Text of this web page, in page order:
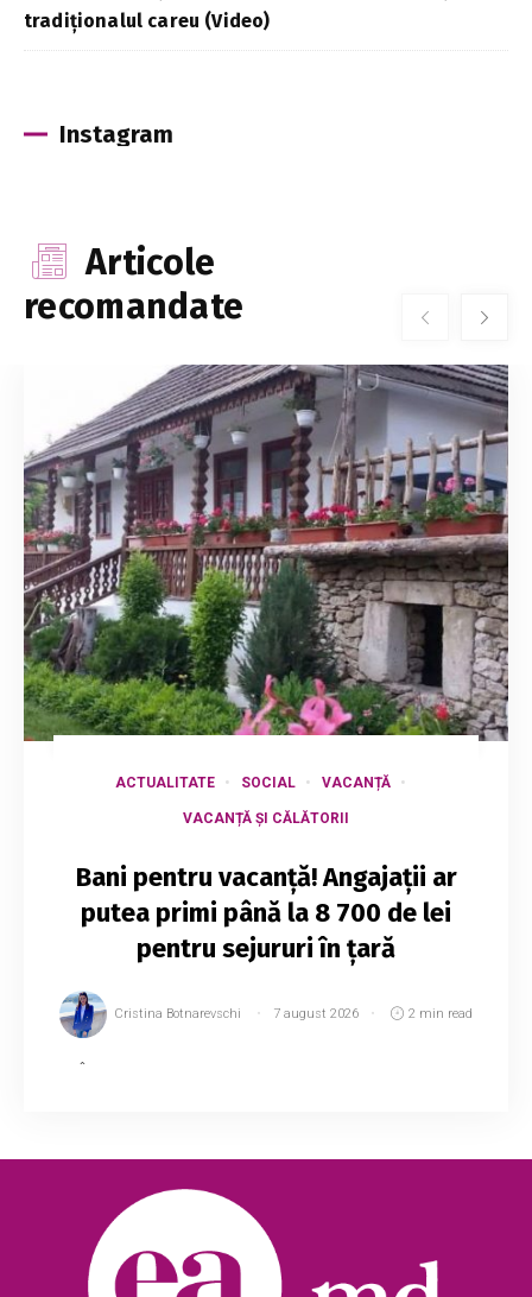
tradiționalul careu (Video)
Instagram
Articole
recomandate
ACTUALITATE SOCIAL VACANȚĂ
VACANȚĂ ȘI CĂLĂTORII
Bani pentru vacanță! Angajații ar
putea primi până la 8 700 de lei
pentru sejururi în țară
Cristina Botnarevschi 7 august 2026 2 min read
cu reduceri pentru sejururi la obiecti...